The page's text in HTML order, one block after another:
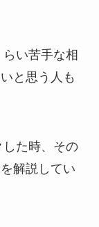
い苦手な相
と思う人も
た時、その
解説してい